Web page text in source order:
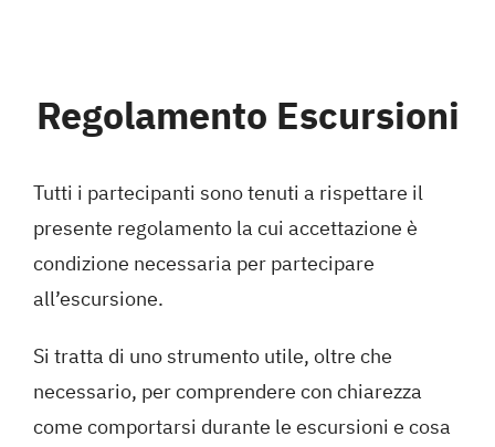
Regolamento Escursioni
Tutti i partecipanti sono tenuti a rispettare il
presente regolamento la cui accettazione è
condizione necessaria per partecipare
all’escursione.
Si tratta di uno strumento utile, oltre che
necessario, per comprendere con chiarezza
come comportarsi durante le escursioni e cosa